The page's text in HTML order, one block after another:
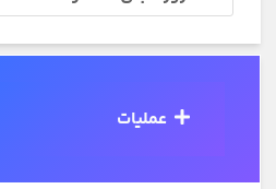
عملیات